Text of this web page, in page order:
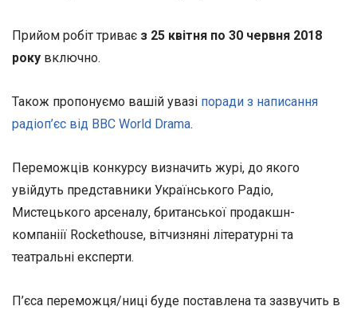
Прийом робіт триває з 25 квітня по 30 червня 2018
року включно.
Також пропонуємо вашій увазі поради з написання
радіоп’єс від BBC World Drama.
Переможців конкурсу визначить журі, до якого
увійдуть представники Українського Радіо,
Мистецького арсеналу, британської продакшн-
компаніії Rockethouse, вітчизняні літературні та
театральні експерти.
П’єса переможця/ниці буде поставлена та зазвучить в